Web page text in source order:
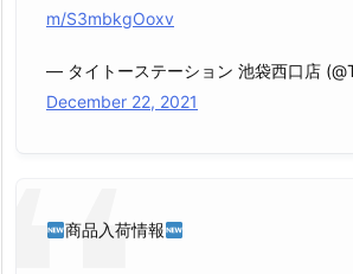
m/S3mbkgOoxv
— タイトーステーション 池袋西口店
December 22, 2021
商品入荷情報